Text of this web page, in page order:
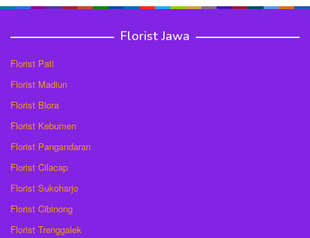
Florist Jawa
Florist Pati
Florist Madiun
Florist Blora
Florist Kebumen
Florist Pangandaran
Florist Cilacap
Florist Sukoharjo
Florist Cibinong
Florist Trenggalek